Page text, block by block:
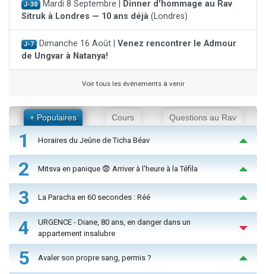
J-30 Mardi 8 Septembre |
Dinner d'hommage au Rav
Sitruk à Londres — 10 ans déjà (Londres)
J-7 Dimanche 16 Août | Venez rencontrer le Admour
de Ungvar à Natanya!
Voir tous les événements à venir
+ Populaires Cours Questions au Rav
1 Horaires du Jeûne de Ticha Béav
2 Mitsva en panique 😨 Arriver à l'heure à la Téfila
3 La Paracha en 60 secondes : Réé
4
URGENCE - Diane, 80 ans, en danger dans un
appartement insalubre
5 Avaler son propre sang, permis ?